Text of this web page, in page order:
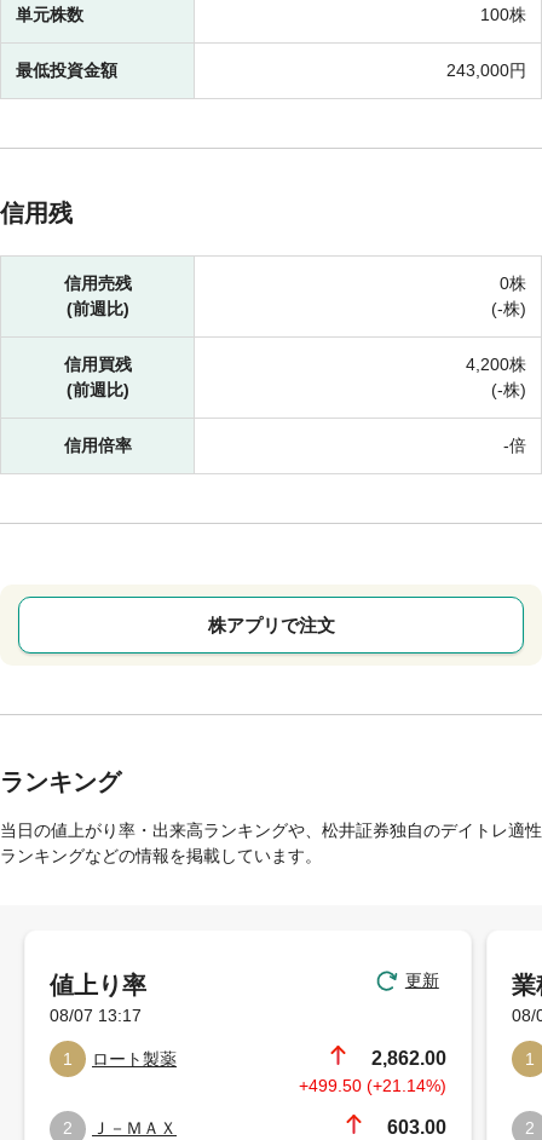
単元株数 100株
最低投資金額 243,000円
信用残
信用売残
(前週比)
0株
(-株)
信用買残
(前週比)
4,200株
(-株)
信用倍率 -倍
株アプリで注文
ランキング
当日の値上がり率・出来高ランキングや、松井証券独自のデイトレ適性
ランキングなどの情報を掲載しています。